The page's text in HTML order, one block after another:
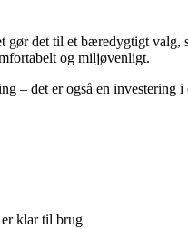
det til et bæredygtigt
og miljøvenligt.
– det er også en investering
klar til brug